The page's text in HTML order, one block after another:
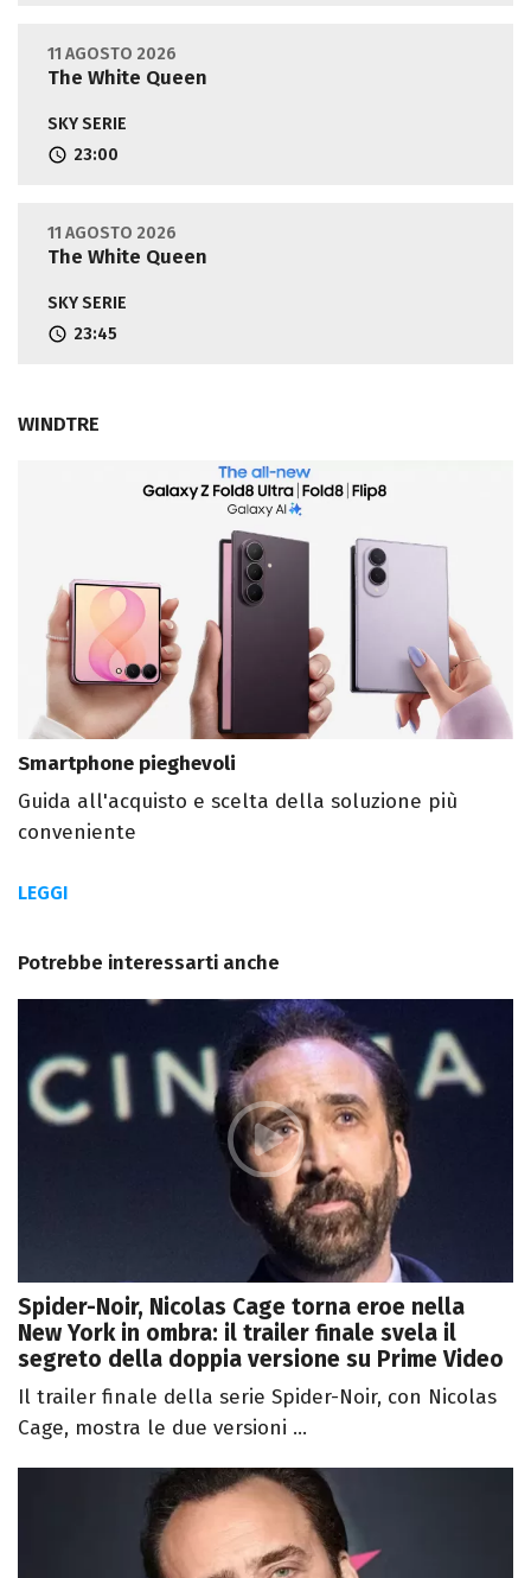
11 AGOSTO 2026
The White Queen
SKY SERIE
23:00
11 AGOSTO 2026
The White Queen
SKY SERIE
23:45
WINDTRE
Smartphone pieghevoli
Guida all'acquisto e scelta della soluzione più
conveniente
LEGGI
Potrebbe interessarti anche
Spider-Noir, Nicolas Cage torna eroe nella
New York in ombra: il trailer finale svela il
segreto della doppia versione su Prime Video
Il trailer finale della serie Spider-Noir, con Nicolas
Cage, mostra le due versioni ...